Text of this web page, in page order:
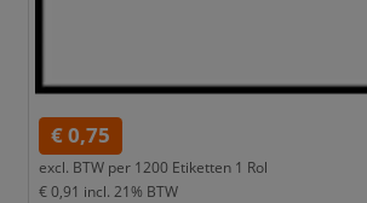
€ 0,75
excl. BTW per 1200 Etiketten 1 Rol
€ 0,91 incl. 21% BTW